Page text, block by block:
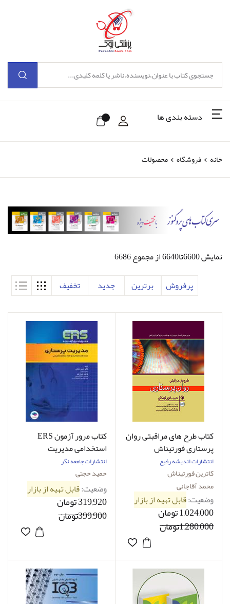
دسته بندی ها
خانه فروشگاه محصولات
نمایش 6600تا6640 از مجموع 6686
پرفروش
برترین جدید تخفیف
کتاب طرح های مراقبتی روان
پرستاری فورتیناش
انتشارات اندیشه رفیع
کاترین فورتیناش
محمد آقاجانی
وضعیت:قابل تهیه از بازار
1,024,000 تومان
1,280,000تومان
کتاب مرور آزمون ERS
استخدامی مدیریت
حمید حجتی
انتشارات جامعه نگر
حمید حجتی
وضعیت:قابل تهیه از بازار
319,920 تومان
399,900تومان